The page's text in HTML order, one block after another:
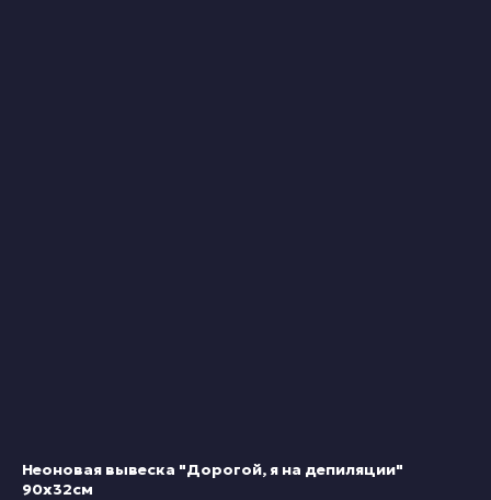
Неоновая вывеска "Дорогой, я на депиляции"
90х32см